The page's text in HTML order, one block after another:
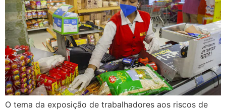
O tema da exposição de trabalhadores aos riscos de